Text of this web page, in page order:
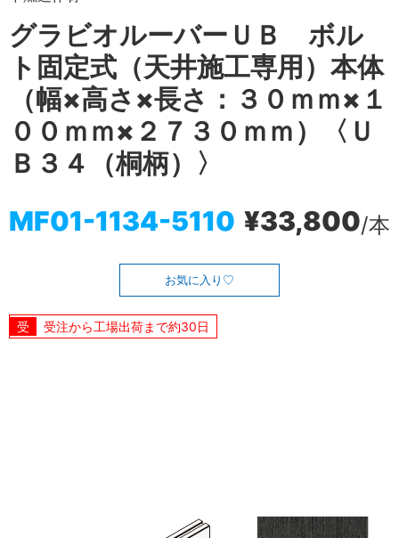
グラビオルーバーＵＢ ボル
ト固定式（天井施工専用）本体
（幅×高さ×長さ：３０ｍｍ×１
００ｍｍ×２７３０ｍｍ）〈Ｕ
Ｂ３４（桐柄）〉
MF01-1134-5110 ¥33,800/本
お気に入り
受注から工場出荷まで約30日